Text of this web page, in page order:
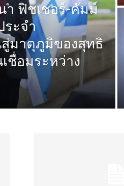
า ฟิชเชอร์-คัมม์
ระจำ
สู่มาตุภูมิของสุทธิ
ชื่อมระหว่าง